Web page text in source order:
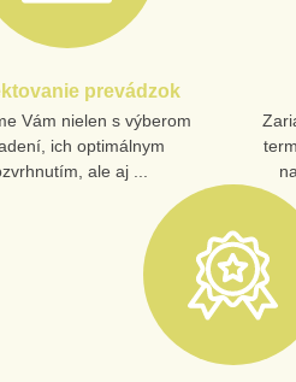
prevádzok
Vám nielen s výberom
ich optimálnym
ale aj ...